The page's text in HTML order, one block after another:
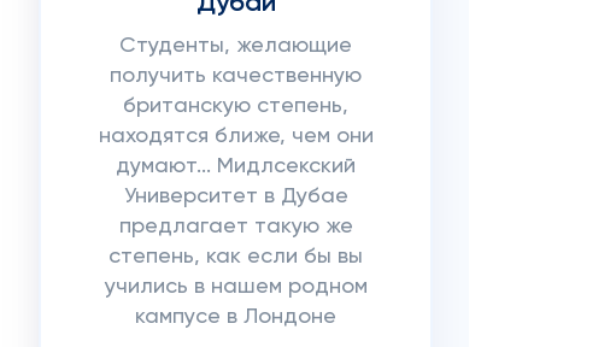
Студенты, желающие
получить качественную
британскую степень,
находятся ближе, чем они
думают... Мидлсекский
Университет в Дубае
предлагает такую же
степень, как если бы вы
учились в нашем родном
кампусе в Лондоне